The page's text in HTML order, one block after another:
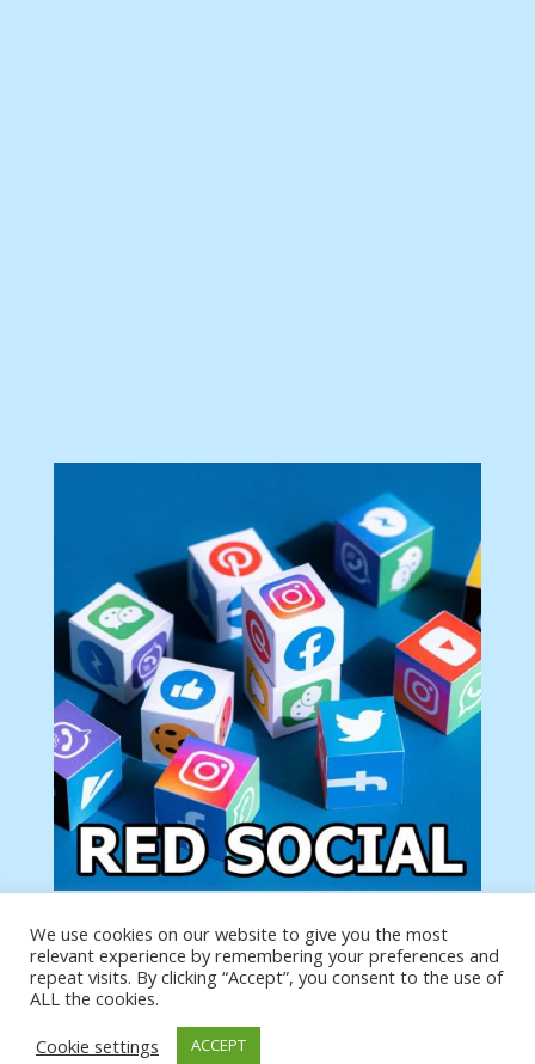
Tu anuncio va aquí
Podemos poner tu anuncio aquí con un link de tu
producto o página
We use cookies on our website to give you the most
relevant experience by remembering your preferences and
repeat visits. By clicking “Accept”, you consent to the use of
ALL the cookies.
Cookie settings
ACCEPT
https://analytics.google.com/analytics/web/?